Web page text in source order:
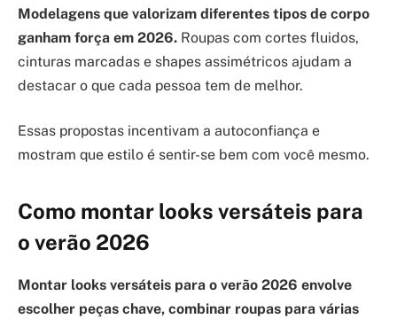
Modelagens que valorizam diferentes tipos de corpo
ganham força em 2026. Roupas com cortes fluidos,
cinturas marcadas e shapes assimétricos ajudam a
destacar o que cada pessoa tem de melhor.
Essas propostas incentivam a autoconfiança e
mostram que estilo é sentir-se bem com você mesmo.
Como montar looks versáteis para
o verão 2026
Montar looks versáteis para o verão 2026 envolve
escolher peças chave, combinar roupas para várias